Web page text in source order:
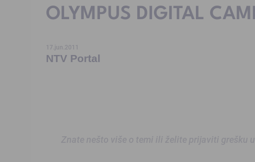
OLYMPUS DIGITAL
17.jun.2011
NTV Portal